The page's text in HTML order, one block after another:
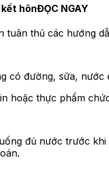
hônĐỌC NGAY
thủ các hướng
có đường, sữa,
hoặc thực phẩm
đủ nước trước